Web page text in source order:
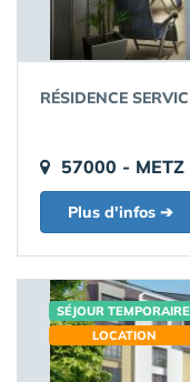
RÉSIDENCE
57000 - METZ
Plus d'infos ➔
SÉJOUR TEMPORAIRE
LOCATION